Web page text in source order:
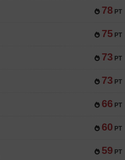
78 PT
75 PT
73 PT
73 PT
66 PT
60 PT
59 PT